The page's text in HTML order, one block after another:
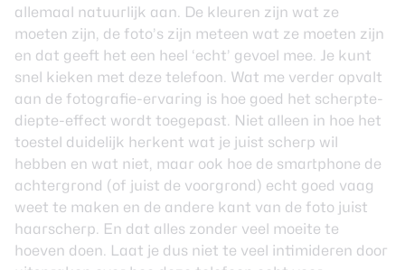
allemaal natuurlijk aan. De kleuren zijn wat ze
moeten zijn, de foto’s zijn meteen wat ze moeten zijn
en dat geeft het een heel ‘echt’ gevoel mee. Je kunt
snel kieken met deze telefoon. Wat me verder opvalt
aan de fotografie-ervaring is hoe goed het scherpte-
diepte-effect wordt toegepast. Niet alleen in hoe het
toestel duidelijk herkent wat je juist scherp wil
hebben en wat niet, maar ook hoe de smartphone de
achtergrond (of juist de voorgrond) echt goed vaag
weet te maken en de andere kant van de foto juist
haarscherp. En dat alles zonder veel moeite te
hoeven doen. Laat je dus niet te veel intimideren door